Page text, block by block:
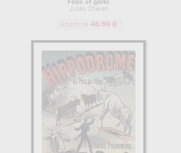
Folie et gaité
Jules Chéret
A partir de 46.59 €